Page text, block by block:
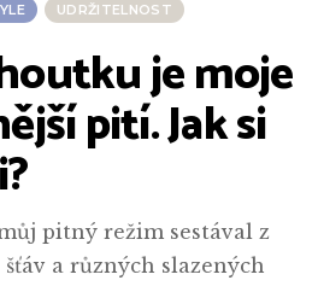
UDRŽITELNOST
je moje
pití. Jak si
pitný režim sestával z
a různých slazených